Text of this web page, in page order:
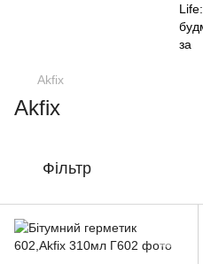
Akfix
Akfix
Фільтр